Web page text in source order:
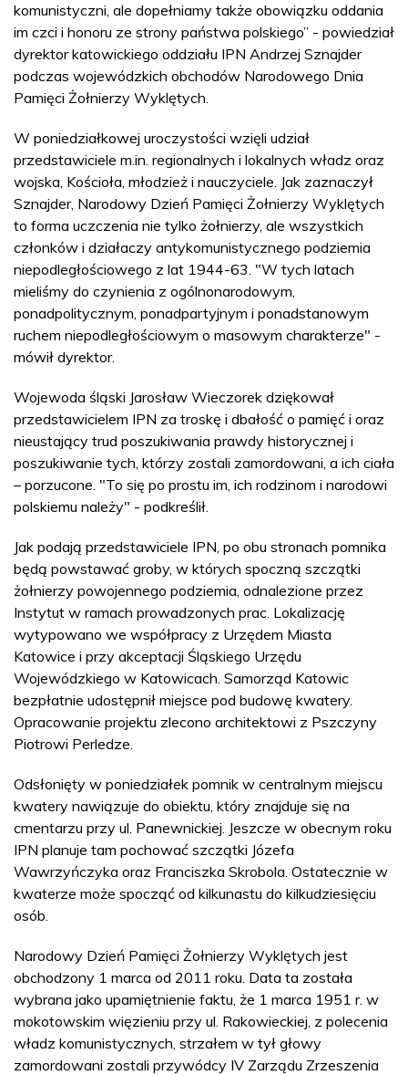
komunistyczni, ale dopełniamy także obowiązku oddania
im czci i honoru ze strony państwa polskiego” - powiedział
dyrektor katowickiego oddziału IPN Andrzej Sznajder
podczas wojewódzkich obchodów Narodowego Dnia
Pamięci Żołnierzy Wyklętych.
W poniedziałkowej uroczystości wzięli udział
przedstawiciele m.in. regionalnych i lokalnych władz oraz
wojska, Kościoła, młodzież i nauczyciele. Jak zaznaczył
Sznajder, Narodowy Dzień Pamięci Żołnierzy Wyklętych
to forma uczczenia nie tylko żołnierzy, ale wszystkich
członków i działaczy antykomunistycznego podziemia
niepodległościowego z lat 1944-63. "W tych latach
mieliśmy do czynienia z ogólnonarodowym,
ponadpolitycznym, ponadpartyjnym i ponadstanowym
ruchem niepodległościowym o masowym charakterze" -
mówił dyrektor.
Wojewoda śląski Jarosław Wieczorek dziękował
przedstawicielem IPN za troskę i dbałość o pamięć i oraz
nieustający trud poszukiwania prawdy historycznej i
poszukiwanie tych, którzy zostali zamordowani, a ich ciała
– porzucone. "To się po prostu im, ich rodzinom i narodowi
polskiemu należy" - podkreślił.
Jak podają przedstawiciele IPN, po obu stronach pomnika
będą powstawać groby, w których spoczną szczątki
żołnierzy powojennego podziemia, odnalezione przez
Instytut w ramach prowadzonych prac. Lokalizację
wytypowano we współpracy z Urzędem Miasta
Katowice i przy akceptacji Śląskiego Urzędu
Wojewódzkiego w Katowicach. Samorząd Katowic
bezpłatnie udostępnił miejsce pod budowę kwatery.
Opracowanie projektu zlecono architektowi z Pszczyny
Piotrowi Perledze.
Odsłonięty w poniedziałek pomnik w centralnym miejscu
kwatery nawiązuje do obiektu, który znajduje się na
cmentarzu przy ul. Panewnickiej. Jeszcze w obecnym roku
IPN planuje tam pochować szczątki Józefa
Wawrzyńczyka oraz Franciszka Skrobola. Ostatecznie w
kwaterze może spocząć od kilkunastu do kilkudziesięciu
osób.
Narodowy Dzień Pamięci Żołnierzy Wyklętych jest
obchodzony 1 marca od 2011 roku. Data ta została
wybrana jako upamiętnienie faktu, że 1 marca 1951 r. w
mokotowskim więzieniu przy ul. Rakowieckiej, z polecenia
władz komunistycznych, strzałem w tył głowy
zamordowani zostali przywódcy IV Zarządu Zrzeszenia